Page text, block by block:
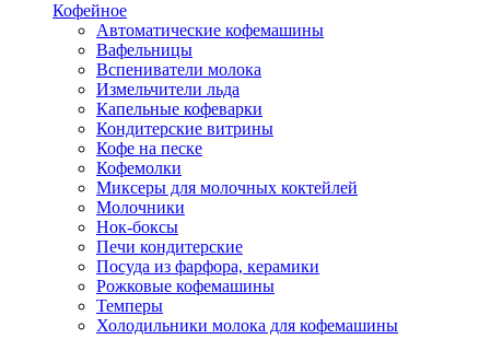
Кофейное
Автоматические кофемашины
Вафельницы
Вспениватели молока
Измельчители льда
Капельные кофеварки
Кондитерские витрины
Кофе на песке
Кофемолки
Миксеры для молочных коктейлей
Молочники
Нок-боксы
Печи кондитерские
Посуда из фарфора, керамики
Рожковые кофемашины
Темперы
Холодильники молока для кофемашины